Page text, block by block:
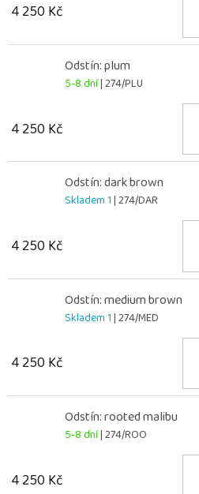
4 250 Kč
Odstín: plum
5-8 dní| 274/PLU
4 250 Kč
Odstín: dark brown
Skladem 1| 274/DAR
4 250 Kč
Odstín: medium brown
Skladem 1| 274/MED
4 250 Kč
Odstín: rooted malibu
5-8 dní| 274/ROO
4 250 Kč